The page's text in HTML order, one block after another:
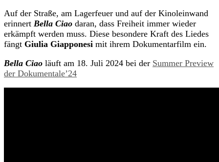
Auf der Straße, am Lagerfeuer und auf der Kinoleinwand
erinnert Bella Ciao daran, dass Freiheit immer wieder
erkämpft werden muss. Diese besondere Kraft des Liedes
fängt Giulia Giapponesi mit ihrem Dokumentarfilm ein.
Bella Ciao läuft am 18. Juli 2024 bei der Summer Preview
der Dokumentale’24